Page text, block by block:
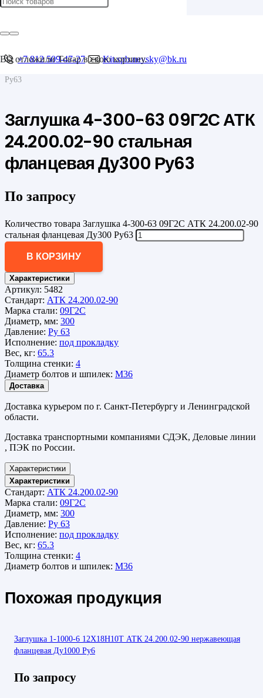
+7 812 509-47-27 Kit.spb.nevsky@bk.ru
Вы отложилиТоварв свою корзину.
Главная
/
Ру63
Заглушка 4-300-63 09Г2С АТК
24.200.02-90 стальная
фланцевая Ду300 Ру63
По запросу
Количество товара Заглушка 4-300-63 09Г2С АТК 24.200.02-90
стальная фланцевая Ду300 Ру63
В КОРЗИНУ
Характеристики
Артикул: 5482
Стандарт: АТК 24.200.02-90
Марка стали: 09Г2С
Диаметр, мм: 300
Давление: Ру 63
Исполнение: под прокладку
Вес, кг: 65.3
Толщина стенки: 4
Диаметр болтов и шпилек: М36
Доставка
Доставка курьером по г. Санкт-Петербургу и Ленинградской
области.
Доставка транспортными компаниями СДЭК, Деловые линии
, ПЭК по России.
Характеристики
Характеристики
Стандарт: АТК 24.200.02-90
Марка стали: 09Г2С
Диаметр, мм: 300
Давление: Ру 63
Исполнение: под прокладку
Вес, кг: 65.3
Толщина стенки: 4
Диаметр болтов и шпилек: М36
Похожая продукция
Заглушка 1-1000-6 12Х18Н10Т АТК 24.200.02-90 нержавеющая
фланцевая Ду1000 Ру6
По запросу